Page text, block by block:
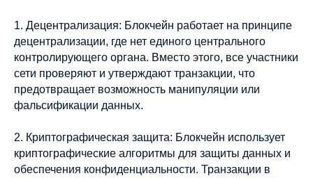
1. Децентрализация: Блокчейн работает на принципе
децентрализации, где нет единого центрального
контролирующего органа. Вместо этого, все участники
сети проверяют и утверждают транзакции, что
предотвращает возможность манипуляции или
фальсификации данных.
2. Криптографическая защита: Блокчейн использует
криптографические алгоритмы для защиты данных и
обеспечения конфиденциальности. Транзакции в